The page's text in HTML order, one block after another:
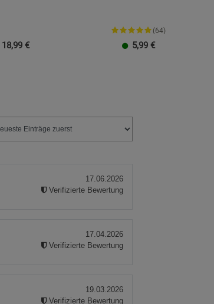
18,99 €
(64)
5,99 €
17.06.2026
Verifizierte Bewertung
17.04.2026
Verifizierte Bewertung
19.03.2026
Verifizierte Bewertung